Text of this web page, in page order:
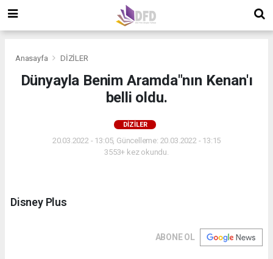
Anasayfa DİZİLER
Dünyayla Benim Aramda"nın Kenan'ı
belli oldu.
DİZİLER
20.03.2022 - 13:05, Güncelleme: 20.03.2022 - 13:15
3553+ kez okundu.
Disney Plus
ABONE OL